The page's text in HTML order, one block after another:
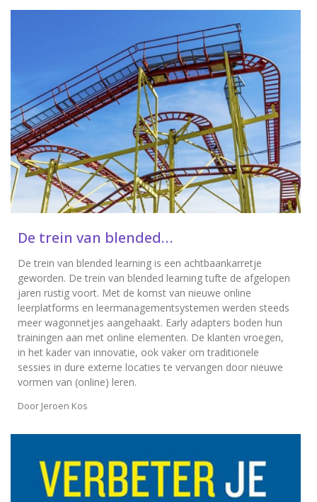
De trein van blended…
De trein van blended learning is een achtbaankarretje
geworden. De trein van blended learning tufte de afgelopen
jaren rustig voort. Met de komst van nieuwe online
leerplatforms en leermanagementsystemen werden steeds
meer wagonnetjes aangehaakt. Early adapters boden hun
trainingen aan met online elementen. De klanten vroegen,
in het kader van innovatie, ook vaker om traditionele
sessies in dure externe locaties te vervangen door nieuwe
vormen van (online) leren.
Door Jeroen Kos